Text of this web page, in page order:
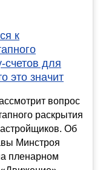
к
счетов для
это значит
вопрос
раскрытия
Об
Минстроя
пленарном